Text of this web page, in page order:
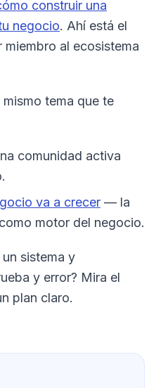
construir una
negocio. Ahí está el
al ecosistema
tema que te
comunidad activa
va a crecer — la
motor del negocio.
sistema y
y error? Mira el
plan claro.